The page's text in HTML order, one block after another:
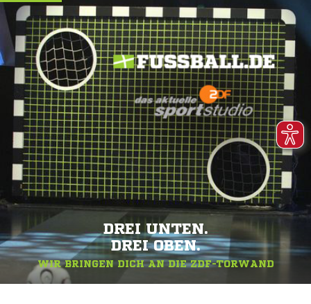
DREI UNTEN.
DREI OBEN.
WIR BRINGEN DICH AN DIE ZDF-TORWAND